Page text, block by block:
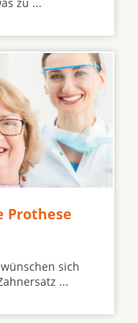
Prothese
sich
...